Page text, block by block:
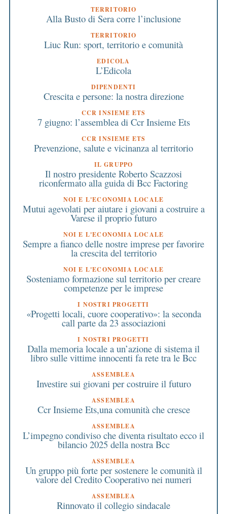
TERRITORIO
Alla Busto di Sera corre l’inclusione
TERRITORIO
Liuc Run: sport, territorio e comunità
EDICOLA
L’Edicola
DIPENDENTI
Crescita e persone: la nostra direzione
CCR INSIEME ETS
7 giugno: l’assemblea di Ccr Insieme Ets
CCR INSIEME ETS
Prevenzione, salute e vicinanza al territorio
IL GRUPPO
Il nostro presidente Roberto Scazzosi
riconfermato alla guida di Bcc Factoring
NOI E L'ECONOMIA LOCALE
Mutui agevolati per aiutare i giovani a costruire a
Varese il proprio futuro
NOI E L'ECONOMIA LOCALE
Sempre a fianco delle nostre imprese per favorire
la crescita del territorio
NOI E L'ECONOMIA LOCALE
Sosteniamo formazione sul territorio per creare
competenze per le imprese
I NOSTRI PROGETTI
«Progetti locali, cuore cooperativo»: la seconda
call parte da 23 associazioni
I NOSTRI PROGETTI
Dalla memoria locale a un’azione di sistema il
libro sulle vittime innocenti fa rete tra le Bcc
ASSEMBLEA
Investire sui giovani per costruire il futuro
ASSEMBLEA
Ccr Insieme Ets,una comunità che cresce
ASSEMBLEA
L’impegno condiviso che diventa risultato ecco il
bilancio 2025 della nostra Bcc
ASSEMBLEA
Un gruppo più forte per sostenere le comunità il
valore del Credito Cooperativo nei numeri
ASSEMBLEA
Rinnovato il collegio sindacale